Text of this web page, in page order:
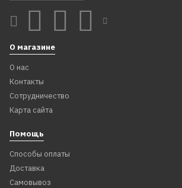
О магазине
О нас
Контакты
Сотрудничество
Карта сайта
Помощь
Способы оплаты
Доставка
Самовывоз